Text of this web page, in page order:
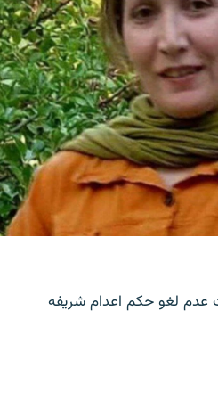
عدم لغو حکم اعدام شریفه